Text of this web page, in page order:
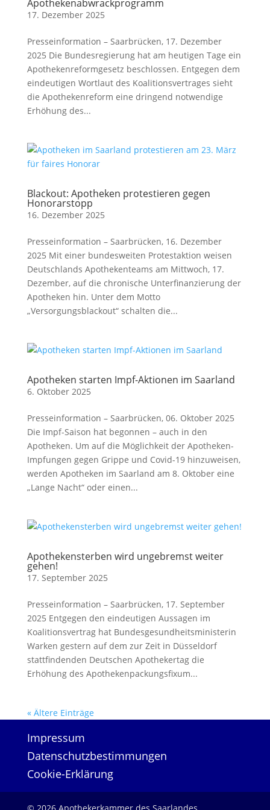
Apothekenabwrackprogramm
17. Dezember 2025
Presseinformation – Saarbrücken, 17. Dezember
2025 Die Bundesregierung hat am heutigen Tage ein
Apothekenreformgesetz beschlossen. Entgegen dem
eindeutigen Wortlaut des Koalitionsvertrages sieht
die Apothekenreform eine dringend notwendige
Erhöhung des...
Blackout: Apotheken protestieren gegen
Honorarstopp
16. Dezember 2025
Presseinformation – Saarbrücken, 16. Dezember
2025 Mit einer bundesweiten Protestaktion weisen
Deutschlands Apothekenteams am Mittwoch, 17.
Dezember, auf die chronische Unterfinanzierung der
Apotheken hin. Unter dem Motto
„Versorgungsblackout“ schalten die...
Apotheken starten Impf-Aktionen im Saarland
6. Oktober 2025
Presseinformation – Saarbrücken, 06. Oktober 2025
Die Impf-Saison hat begonnen – auch in den
Apotheken. Um auf die Möglichkeit der Apotheken-
Impfungen gegen Grippe und Covid-19 hinzuweisen,
werden Apotheken im Saarland am 8. Oktober eine
„Lange Nacht“ oder einen...
Apothekensterben wird ungebremst weiter
gehen!
17. September 2025
Presseinformation – Saarbrücken, 17. September
2025 Entgegen den eindeutigen Aussagen im
Koalitionsvertrag hat Bundesgesundheitsministerin
Warken gestern auf dem zur Zeit in Düsseldorf
stattfindenden Deutschen Apothekertag die
Erhöhung des Apothekenpackungsfixum...
« Ältere Einträge
Impressum
Datenschutzbestimmungen
Cookie-Erklärung